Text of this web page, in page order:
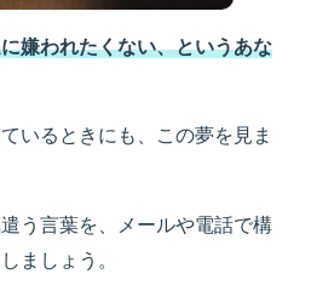
嫌われたくない、というあな
いるときにも、この夢を見ま
う言葉を、メールや電話で構
ましょう。